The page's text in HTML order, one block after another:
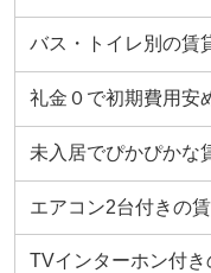
バス・トイレ別の賃
礼金０で初期費用安
未入居でぴかぴかな
エアコン2台付きの
TVインターホン付